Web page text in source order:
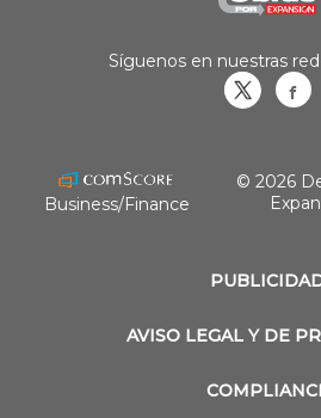
AVISO LEGAL Y DE
Síguenos en nuestras
Business/Finance
© 2026